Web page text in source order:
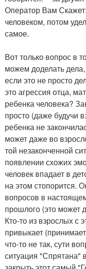
Оператор Вам
человеком, потом
самое.
Вот только вопрос в
можем доделать
если это не просто
это агрессия отца,
ребенка человека?
просто (даже будучи
ребенка не
может даже во
той незаконченной
появлении схожих
человек впадает в
на этом стопорится.
вопросов в
прошлого (это может
Кто-то из взрослых с
привыкает
что-то не так, сути
ситуация "Спрятана"